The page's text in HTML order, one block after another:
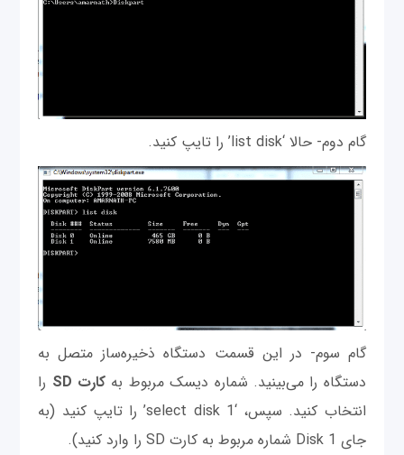
گام دوم- حالا ‘list disk’ را تایپ کنید.
گام سوم- در این قسمت دستگاه ذخیره‌ساز متصل به
دستگاه را می‌بینید. شماره دیسک مربوط به کارت SD
را
انتخاب کنید. سپس، ‘select disk 1’ را تایپ کنید (به
جای Disk 1 شماره مربوط به کارت SD را وارد کنید).